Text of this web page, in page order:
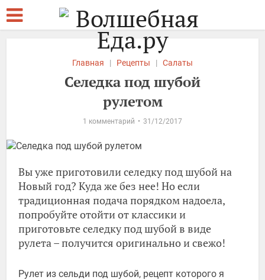
Главная | Рецепты | Салаты
Селедка под шубой
рулетом
1 комментарий 31/12/2017
Вы уже приготовили селедку под шубой на
Новый год? Куда же без нее! Но если
традиционная подача порядком надоела,
попробуйте отойти от классики и
приготовьте селедку под шубой в виде
рулета – получится оригинально и свежо!
Рулет из сельди под шубой, рецепт которого я